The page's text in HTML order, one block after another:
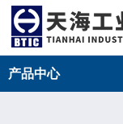
产品中心